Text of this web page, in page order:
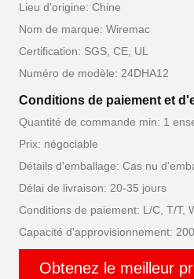
Lieu d'origine: Chine
Nom de marque: Wiremac
Certification: SGS, CE, UL
Numéro de modèle: 24DHA12
Conditions de paiement et
Quantité de commande min: 1
Prix: négociable
Détails d'emballage: Cas nu
Délai de livraison: 20-35 jours
Conditions de paiement: L/C, T/T,
Capacité d'approvisionnement:
Obtenez le meilleur